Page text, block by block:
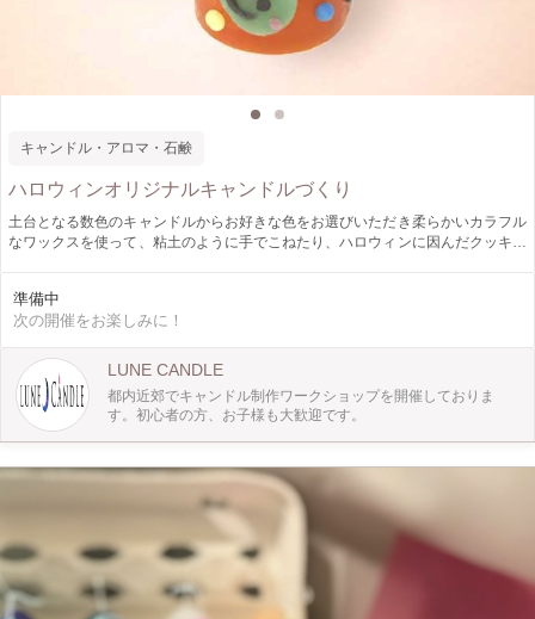
キャンドル・アロマ・石鹸
ハロウィンオリジナルキャンドルづくり
土台となる数色のキャンドルからお好きな色をお選びいただき柔らかいカラフル
なワックスを使って、粘土のように手でこねたり、ハロウィンに因んだクッキー
ものまで、制作される方の年齢や好みによって調整が出来ますので 小さなお子
様から大人まで安心して制作ができ、オリジナルのキャンドルが出来上がりま
準備中
次の開催をお楽しみに！
LUNE CANDLE
都内近郊でキャンドル制作ワークショップを開催しておりま
す。初心者の方、お子様も大歓迎です。